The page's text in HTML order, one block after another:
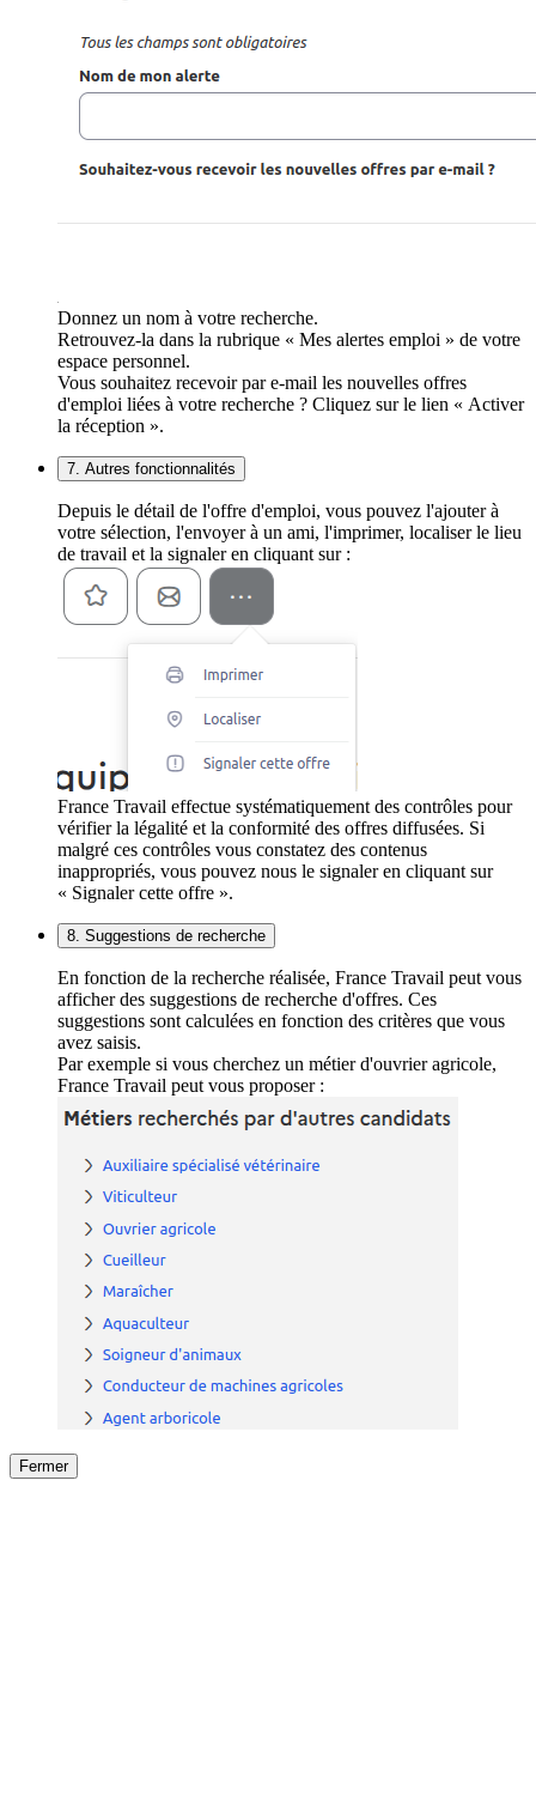
Donnez un nom à votre recherche.
Retrouvez-la dans la rubrique « Mes alertes emploi » de votre
espace personnel.
Vous souhaitez recevoir par e-mail les nouvelles offres
d'emploi liées à votre recherche ? Cliquez sur le lien « Activer
la réception ».
7. Autres fonctionnalités
Depuis le détail de l'offre d'emploi, vous pouvez l'ajouter à
votre sélection, l'envoyer à un ami, l'imprimer, localiser le lieu
de travail et la signaler en cliquant sur :
France Travail effectue systématiquement des contrôles pour
vérifier la légalité et la conformité des offres diffusées. Si
malgré ces contrôles vous constatez des contenus
inappropriés, vous pouvez nous le signaler en cliquant sur
« Signaler cette offre ».
8. Suggestions de recherche
En fonction de la recherche réalisée, France Travail peut vous
afficher des suggestions de recherche d'offres. Ces
suggestions sont calculées en fonction des critères que vous
avez saisis.
Par exemple si vous cherchez un métier d'ouvrier agricole,
France Travail peut vous proposer :
Fermer